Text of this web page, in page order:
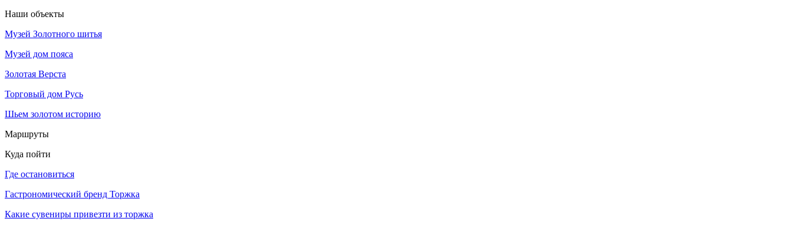
Наши объекты
Музей Золотного шитья
Музей дом пояса
Золотая Верста
Торговый дом Русь
Шьем золотом историю
Маршруты
Куда пойти
Где остановиться
Гастрономический бренд Торжка
Какие сувениры привезти из торжка